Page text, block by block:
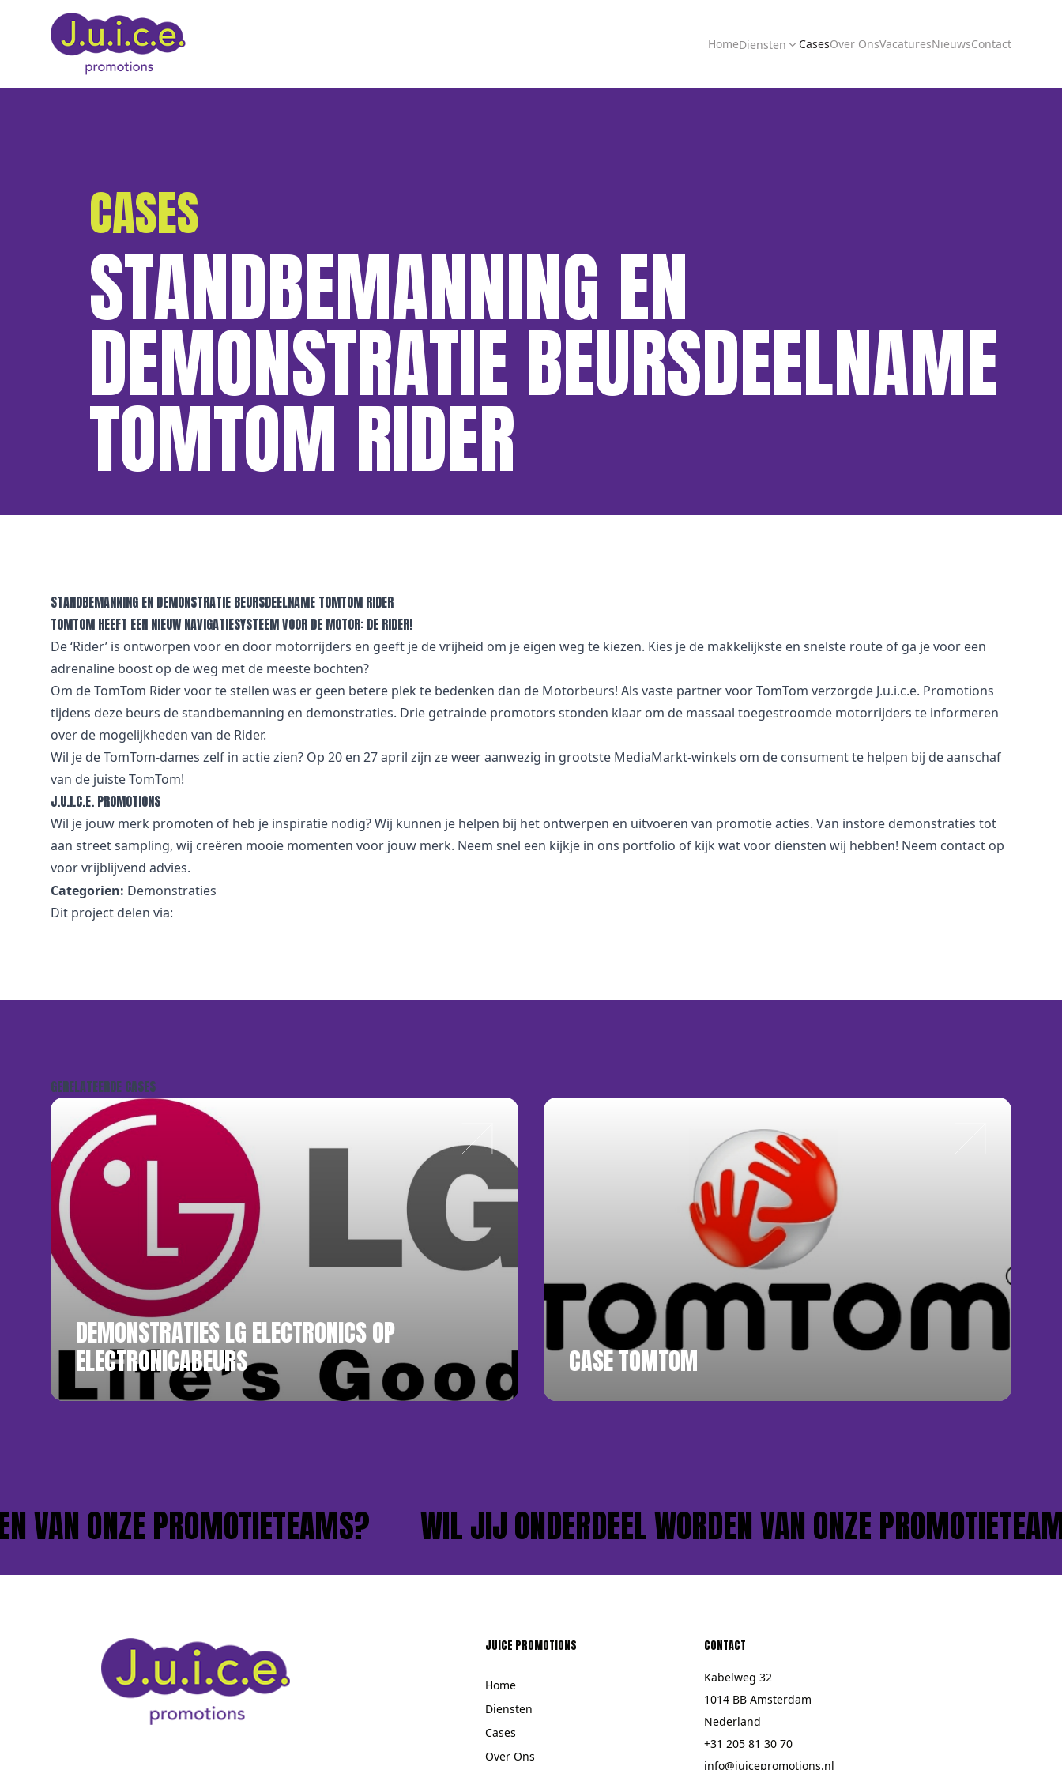
HomeDiensten CasesOver OnsVacaturesNieuwsContact
CASES
STANDBEMANNING EN
DEMONSTRATIE BEURSDEELNAME
TOMTOM RIDER
STANDBEMANNING EN DEMONSTRATIE BEURSDEELNAME TOMTOM RIDER
TOMTOM HEEFT EEN NIEUW NAVIGATIESYSTEEM VOOR DE MOTOR: DE RIDER!
De ‘Rider’ is ontworpen voor en door motorrijders en geeft je de vrijheid om je eigen weg te kiezen. Kies je de makkelijkste en snelste route of ga je voor een
adrenaline boost op de weg met de meeste bochten?
Om de TomTom Rider voor te stellen was er geen betere plek te bedenken dan de Motorbeurs! Als vaste partner voor TomTom verzorgde J.u.i.c.e. Promotions
tijdens deze beurs de standbemanning en demonstraties. Drie getrainde promotors stonden klaar om de massaal toegestroomde motorrijders te informeren
over de mogelijkheden van de Rider.
Wil je de TomTom-dames zelf in actie zien? Op 20 en 27 april zijn ze weer aanwezig in grootste MediaMarkt-winkels om de consument te helpen bij de aanschaf
van de juiste TomTom!
J.U.I.C.E. PROMOTIONS
Wil je jouw merk promoten of heb je inspiratie nodig? Wij kunnen je helpen bij het ontwerpen en uitvoeren van promotie acties. Van instore demonstraties tot
aan street sampling, wij creëren mooie momenten voor jouw merk. Neem snel een kijkje in ons portfolio of kijk wat voor diensten wij hebben! Neem contact op
voor vrijblijvend advies.
Categorien: Demonstraties
Dit project delen via:
GERELATEERDE CASES
DEMONSTRATIES LG ELECTRONICS OP
ELECTRONICABEURS
CASE TOMTOM
ONZE PROMOTIETEAMS? WIL JIJ ONDERDEEL WORDEN VAN ONZE
JUICE PROMOTIONS
Home
Diensten
Cases
Over Ons
CONTACT
Kabelweg 32
1014 BB Amsterdam
Nederland
+31 205 81 30 70
info@juicepromotions.nl